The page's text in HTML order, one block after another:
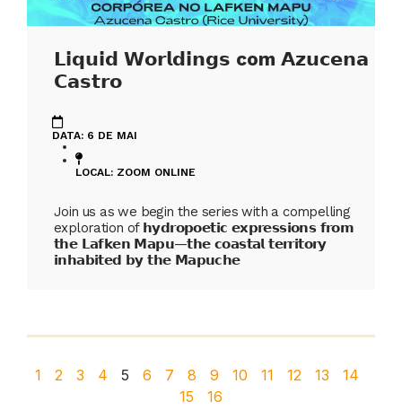
𝗟𝗶𝗾𝘂𝗶𝗱 𝗪𝗼𝗿𝗹𝗱𝗶𝗻𝗴𝘀 com 𝗔𝘇𝘂𝗰𝗲𝗻𝗮
𝗖𝗮𝘀𝘁𝗿𝗼
DATA: 6 DE MAI
LOCAL: ZOOM ONLINE
Join us as we begin the series with a compelling
exploration of 𝗵𝘆𝗱𝗿𝗼𝗽𝗼𝗲𝘁𝗶𝗰 𝗲𝘅𝗽𝗿𝗲𝘀𝘀𝗶𝗼𝗻𝘀 𝗳𝗿𝗼𝗺
𝘁𝗵𝗲 𝗟𝗮𝗳𝗸𝗲𝗻 𝗠𝗮𝗽𝘂—𝘁𝗵𝗲 𝗰𝗼𝗮𝘀𝘁𝗮𝗹 𝘁𝗲𝗿𝗿𝗶𝘁𝗼𝗿𝘆
𝗶𝗻𝗵𝗮𝗯𝗶𝘁𝗲𝗱 𝗯𝘆 𝘁𝗵𝗲 𝗠𝗮𝗽𝘂𝗰𝗵𝗲
1 2 3 4 5 6 7 8 9 10 11 12 13
14
15
16